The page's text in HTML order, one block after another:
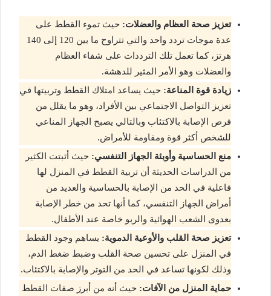
تعزيز صحة العظام والعضلات: حيث تموء القطط على
عدة موجات تردد واحد والتي تتراوح ما بين 120 إلى 140
هرتز، كما تعمل تلك الترددات على شفاء العظام
والعضلات وهو الأمر المثير للدهشة.
زيادة قوة المناعة: حيث يساعد امتلاك القطط وتربيتها في
تعزيز التواصل الاجتماعي بين الأفراد، وهو ما يقلل من
فرص الإصابة بالاكتئاب وبالتالي يصبح الجهاز المناعي
للشخص أكثر قوة ومقاومة للأمراض.
منع الحساسية وأوبئة الجهاز التنفسي: حيث أثبتت الكثير
من الدراسات الحديثة أن تربية القطط في المنزل لها
فاعلية في الحد من الإصابة بالحساسية والعديد من
أمراض الجهاز التنفسي، كما أنها تحد من خطر الإصابة
بعدوى الشعب الهوائية والربو خاصة عند الأطفال.
تعزيز صحة القلب والأوعية الدموية: يساهم وجود القطط
في المنزل على تحسين صحة القلب وضبط ضغط الدم،
وذلك لكونها تساعد في الحد من التوتر والإصابة بالاكتئاب.
حماية المنزل من الآفات: حيث أنه من أبرز صفات القطط